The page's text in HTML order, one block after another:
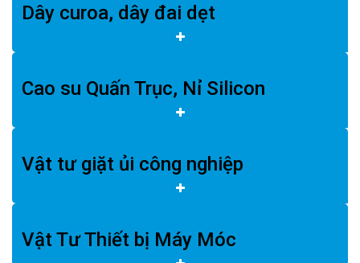
Dây curoa, dây đai dẹt
Cao su Quấn Trục, Nỉ Silicon
Vật tư giặt ủi công nghiệp
Vật Tư Thiết bị Máy Móc